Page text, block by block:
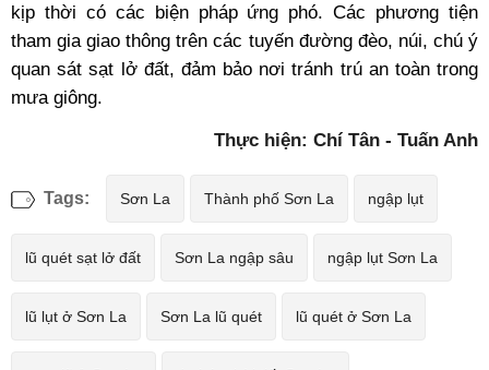
kịp thời có các biện pháp ứng phó. Các phương tiện
tham gia giao thông trên các tuyến đường đèo, núi, chú ý
quan sát sạt lở đất, đảm bảo nơi tránh trú an toàn trong
mưa giông.
Thực hiện: Chí Tân - Tuấn Anh
Tags: Sơn La Thành phố Sơn La ngập lụt
lũ quét sạt lở đất Sơn La ngập sâu ngập lụt Sơn La
lũ lụt ở Sơn La Sơn La lũ quét lũ quét ở Sơn La